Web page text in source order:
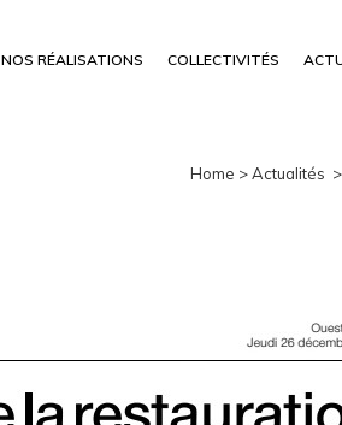
NOS RÉALISATIONS COLLECTIVITÉS
Home >Actualités >